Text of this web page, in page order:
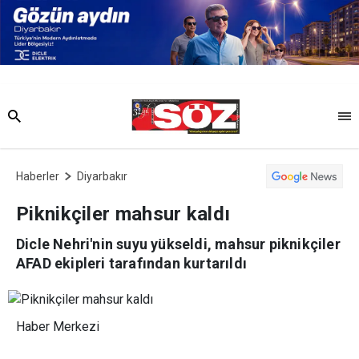
Haberler Diyarbakır
Piknikçiler mahsur kaldı
Dicle Nehri'nin suyu yükseldi, mahsur piknikçiler
AFAD ekipleri tarafından kurtarıldı
Haber Merkezi